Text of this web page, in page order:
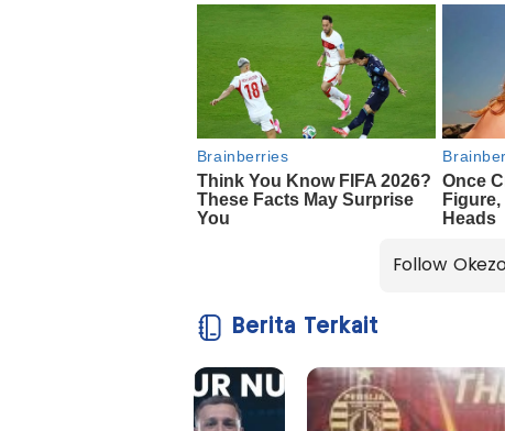
Follow
Berita Terkait